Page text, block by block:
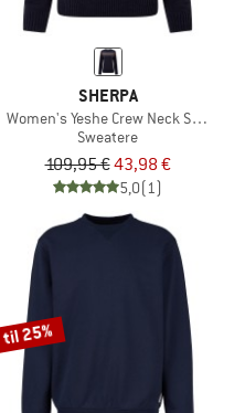
SHERPA
Women's Yeshe Crew Neck Sweater
Sweatere
109,95 €43,98 €
5,0(1)
til 25%